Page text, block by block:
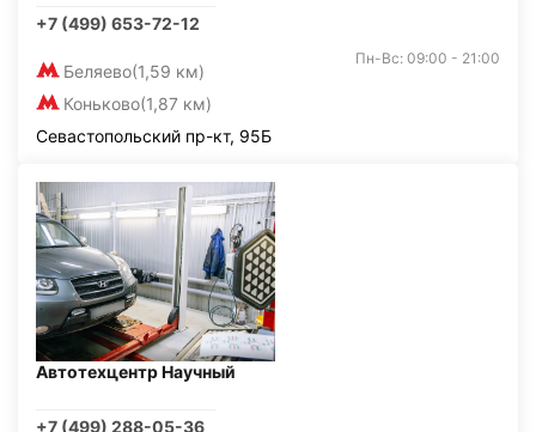
+7 (499) 653-72-12
Беляево(1,59 км)
Коньково(1,87 км)
Пн-Вс: 09:00 - 21:00
Севастопольский пр-кт, 95Б
Автотехцентр Научный
+7 (499) 288-05-36